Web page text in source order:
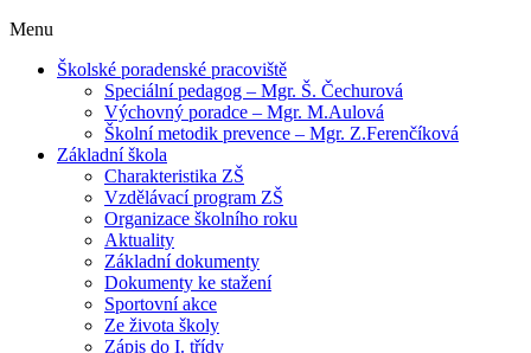
Menu
Školské poradenské pracoviště
Speciální pedagog – Mgr. Š. Čechurová
Výchovný poradce – Mgr. M.Aulová
Školní metodik prevence – Mgr. Z.Ferenčíková
Základní škola
Charakteristika ZŠ
Vzdělávací program ZŠ
Organizace školního roku
Aktuality
Základní dokumenty
Dokumenty ke stažení
Sportovní akce
Ze života školy
Zápis do I. třídy